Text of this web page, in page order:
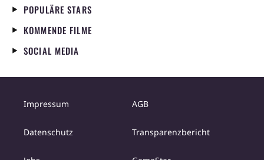
POPULÄRE STARS
KOMMENDE FILME
SOCIAL MEDIA
Impressum AGB
Datenschutz Transparenzbericht